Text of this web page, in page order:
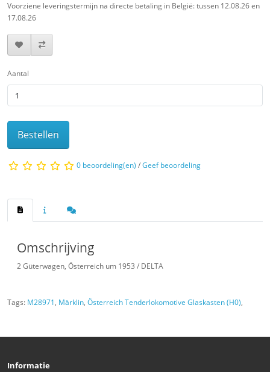
Voorziene leveringstermijn na directe betaling in België: tussen 12.08.26 en
17.08.26
Aantal
Bestellen
0 beoordeling(en) /Geef beoordeling
Omschrijving
2 Güterwagen, Österreich um 1953 / DELTA
Tags: M28971, Märklin, Österreich Tenderlokomotive Glaskasten (H0),
Informatie